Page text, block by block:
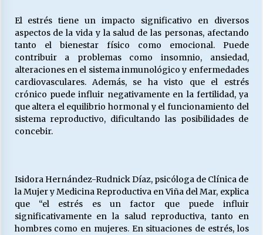
18/04/2026
Chile y sus segmentos de la riqueza
06/04/2026
El estrés tiene un impacto significativo en diversos
aspectos de la vida y la salud de las personas, afectando
tanto el bienestar físico como emocional. Puede
contribuir a problemas como insomnio, ansiedad,
alteraciones en el sistema inmunológico y enfermedades
cardiovasculares. Además, se ha visto que el estrés
crónico puede influir negativamente en la fertilidad, ya
que altera el equilibrio hormonal y el funcionamiento del
sistema reproductivo, dificultando las posibilidades de
concebir.
Isidora Hernández-Rudnick Díaz, psicóloga de Clínica de
la Mujer y Medicina Reproductiva en Viña del Mar, explica
que “el estrés es un factor que puede influir
significativamente en la salud reproductiva, tanto en
hombres como en mujeres. En situaciones de estrés, los